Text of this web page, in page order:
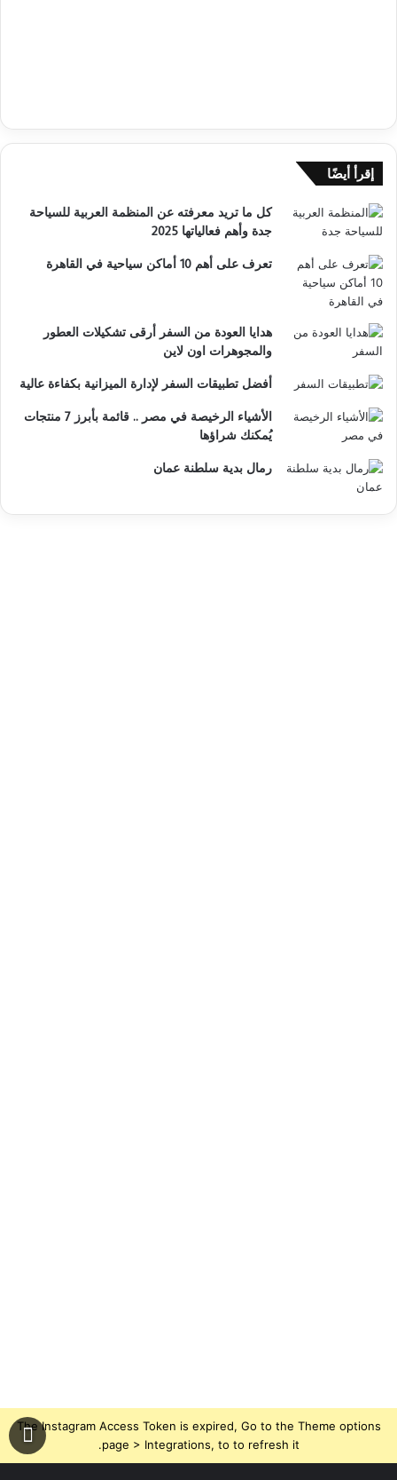
إقرأ أيضًا
كل ما تريد معرفته عن المنظمة العربية للسياحة
جدة وأهم فعالياتها 2025
تعرف على أهم 10 أماكن سياحية في القاهرة
هدايا العودة من السفر أرقى تشكيلات العطور
والمجوهرات اون لاين
أفضل تطبيقات السفر لإدارة الميزانية بكفاءة عالية
الأشياء الرخيصة في مصر .. قائمة بأبرز 7 منتجات
يُمكنك شراؤها
رمال بدية سلطنة عمان
The Instagram Access Token is expired, Go to the Theme options
page > Integrations, to to refresh it.